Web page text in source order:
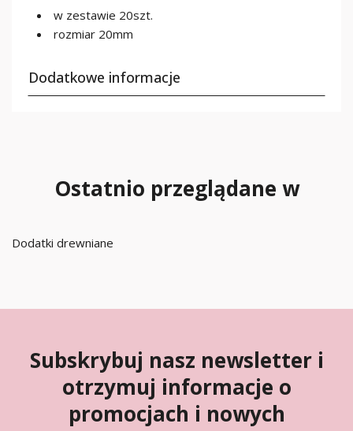
w zestawie 20szt.
rozmiar 20mm
Dodatkowe informacje
Ostatnio przeglądane w
Dodatki drewniane
Subskrybuj nasz newsletter i
otrzymuj informacje o
promocjach i nowych